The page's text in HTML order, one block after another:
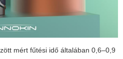
mért fűtési idő általában 0,6–0,9